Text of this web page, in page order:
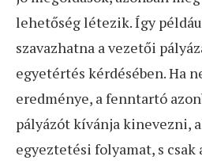
lehetőség létezik. Így
szavazhatna a vezetői
egyetértés kérdésében. Ha
eredménye, a fenntartó
pályázót kívánja kinevezni,
egyeztetési folyamat, s csak